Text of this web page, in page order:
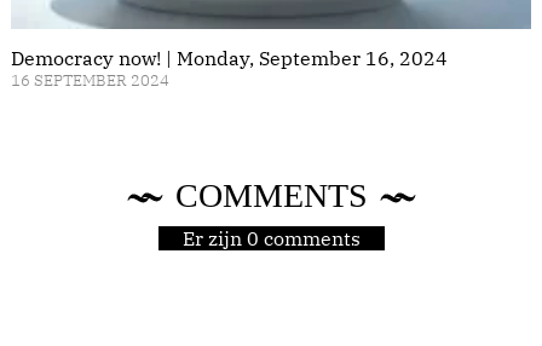
Democracy now! | Monday, September 16, 2024
16 SEPTEMBER 2024
COMMENTS
Er zijn 0 comments